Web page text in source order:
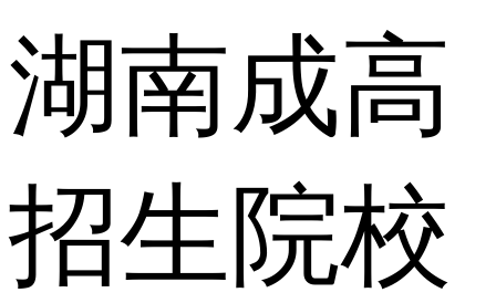
湖南成高
招生院校